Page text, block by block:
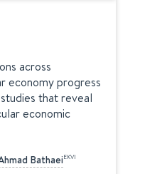
across
economy progress
that reveal
economic
BathaeiEKVI